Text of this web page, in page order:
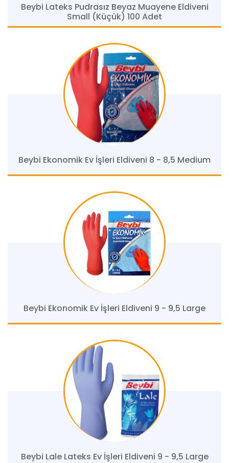
Beybi Lateks Pudrasız Beyaz Muayene Eldiveni
Small (Küçük) 100 Adet
Beybi Ekonomik Ev İşleri Eldiveni 8 - 8,5 Medium
Beybi Ekonomik Ev İşleri Eldiveni 9 - 9,5 Large
Beybi Lale Lateks Ev İşleri Eldiveni 9 - 9,5 Large